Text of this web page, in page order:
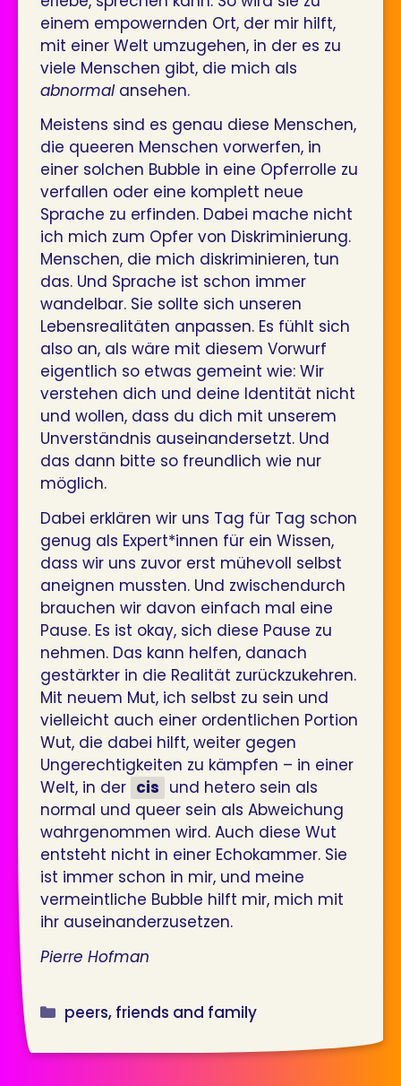
einem empowernden Ort, der mir hilft,
mit einer Welt umzugehen, in der es zu
viele Menschen gibt, die mich als
abnormalansehen.
Meistens sind es genau diese Menschen,
die queeren Menschen vorwerfen, in
einer solchen Bubble in eine Opferrolle zu
verfallen oder eine komplett neue
Sprache zu erfinden. Dabei mache nicht
ich mich zum Opfer von Diskriminierung.
Menschen, die mich diskriminieren, tun
das. Und Sprache ist schon immer
wandelbar. Sie sollte sich unseren
Lebensrealitäten anpassen. Es fühlt sich
also an, als wäre mit diesem Vorwurf
eigentlich so etwas gemeint wie: Wir
verstehen dich und deine Identität nicht
und wollen, dass du dich mit unserem
Unverständnis auseinandersetzt. Und
das dann bitte so freundlich wie nur
möglich.
Dabei erklären wir uns Tag für Tag schon
genug als Expert*innen für ein Wissen,
dass wir uns zuvor erst mühevoll selbst
aneignen mussten. Und zwischendurch
brauchen wir davon einfach mal eine
Pause. Es ist okay, sich diese Pause zu
nehmen. Das kann helfen, danach
gestärkter in die Realität zurückzukehren.
Mit neuem Mut, ich selbst zu sein und
vielleicht auch einer ordentlichen Portion
Wut, die dabei hilft, weiter gegen
Ungerechtigkeiten zu kämpfen – in einer
Welt, in der cis und hetero sein als
normal und queer sein als Abweichung
wahrgenommen wird. Auch diese Wut
entsteht nicht in einer Echokammer. Sie
ist immer schon in mir, und meine
vermeintliche Bubble hilft mir, mich mit
ihr auseinanderzusetzen.
Pierre Hofman
Kategorien
peers, friends and family